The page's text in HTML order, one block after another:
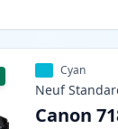
Cyan
Neuf
Canon